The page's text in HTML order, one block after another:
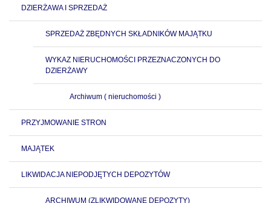
DZIERŻAWA I SPRZEDAŻ
SPRZEDAŻ ZBĘDNYCH SKŁADNIKÓW MAJĄTKU
WYKAZ NIERUCHOMOŚCI PRZEZNACZONYCH DO
DZIERŻAWY
Archiwum ( nieruchomości )
PRZYJMOWANIE STRON
MAJĄTEK
LIKWIDACJA NIEPODJĘTYCH DEPOZYTÓW
ARCHIWUM (ZLIKWIDOWANE DEPOZYTY)